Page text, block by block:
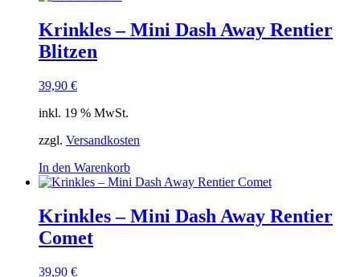
Krinkles – Mini Dash Away Rentier
Blitzen
39,90 €
inkl. 19 % MwSt.
zzgl. Versandkosten
In den Warenkorb
Krinkles – Mini Dash Away Rentier
Comet
39,90 €